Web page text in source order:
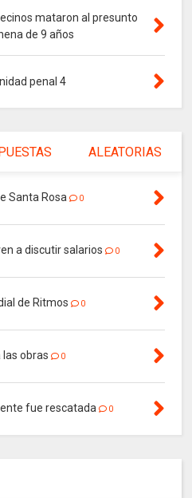
mataron al presunto
de 9 años
penal 4
ALEATORIAS
Santa Rosa 0
a discutir salarios 0
de Ritmos 0
obras 0
fue rescatada 0